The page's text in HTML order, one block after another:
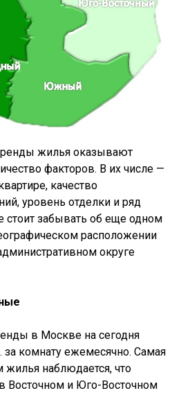
жилья оказывают
факторов. В их числе —
качество
уровень отделки и ряд
стоит забывать об еще одном
расположении
округе
в Москве на сегодня
за комнату ежемесячно. Самая
наблюдается, что
Восточном и Юго-Восточном